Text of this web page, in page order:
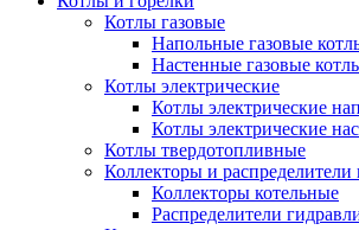
Котлы газовые
Напольные газовые
Настенные газовые
Котлы электрические
Котлы электрические
Котлы электрические
Котлы твердотопливные
Коллекторы и распределители
Коллекторы котельные
Распределители